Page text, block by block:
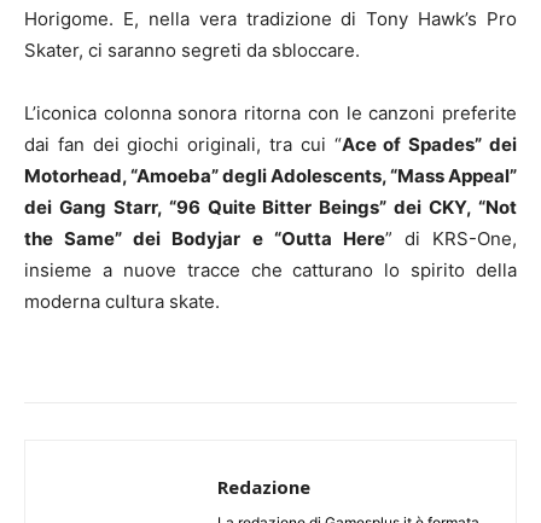
Horigome. E, nella vera tradizione di Tony Hawk’s Pro
Skater, ci saranno segreti da sbloccare.
L’iconica colonna sonora ritorna con le canzoni preferite
dai fan dei giochi originali, tra cui “Ace of Spades” dei
Motorhead, “Amoeba” degli Adolescents, “Mass Appeal”
dei Gang Starr, “96 Quite Bitter Beings” dei CKY, “Not
the Same” dei Bodyjar e “Outta Here” di KRS-One,
insieme a nuove tracce che catturano lo spirito della
moderna cultura skate.
Redazione